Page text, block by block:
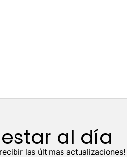
al día
las últimas actualizaciones!